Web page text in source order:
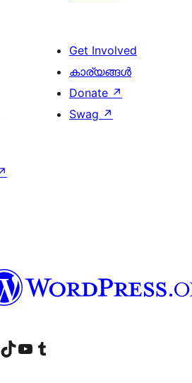
Get Involved
കാര്യങ്ങള്‍
Donate ↗
Swag ↗
സന്ദർശിക്കുക
account
LinkedIn account
ഞങ്ങളുടെ ടിക് ടോക് അക്കൗണ്ട് സന്ദർശിക്കുക
Visit our YouTube channel
ഞങ്ങളുടെ ടംബ്ലർ അക്കൗണ്ട് സന്ദർശിക്കുക